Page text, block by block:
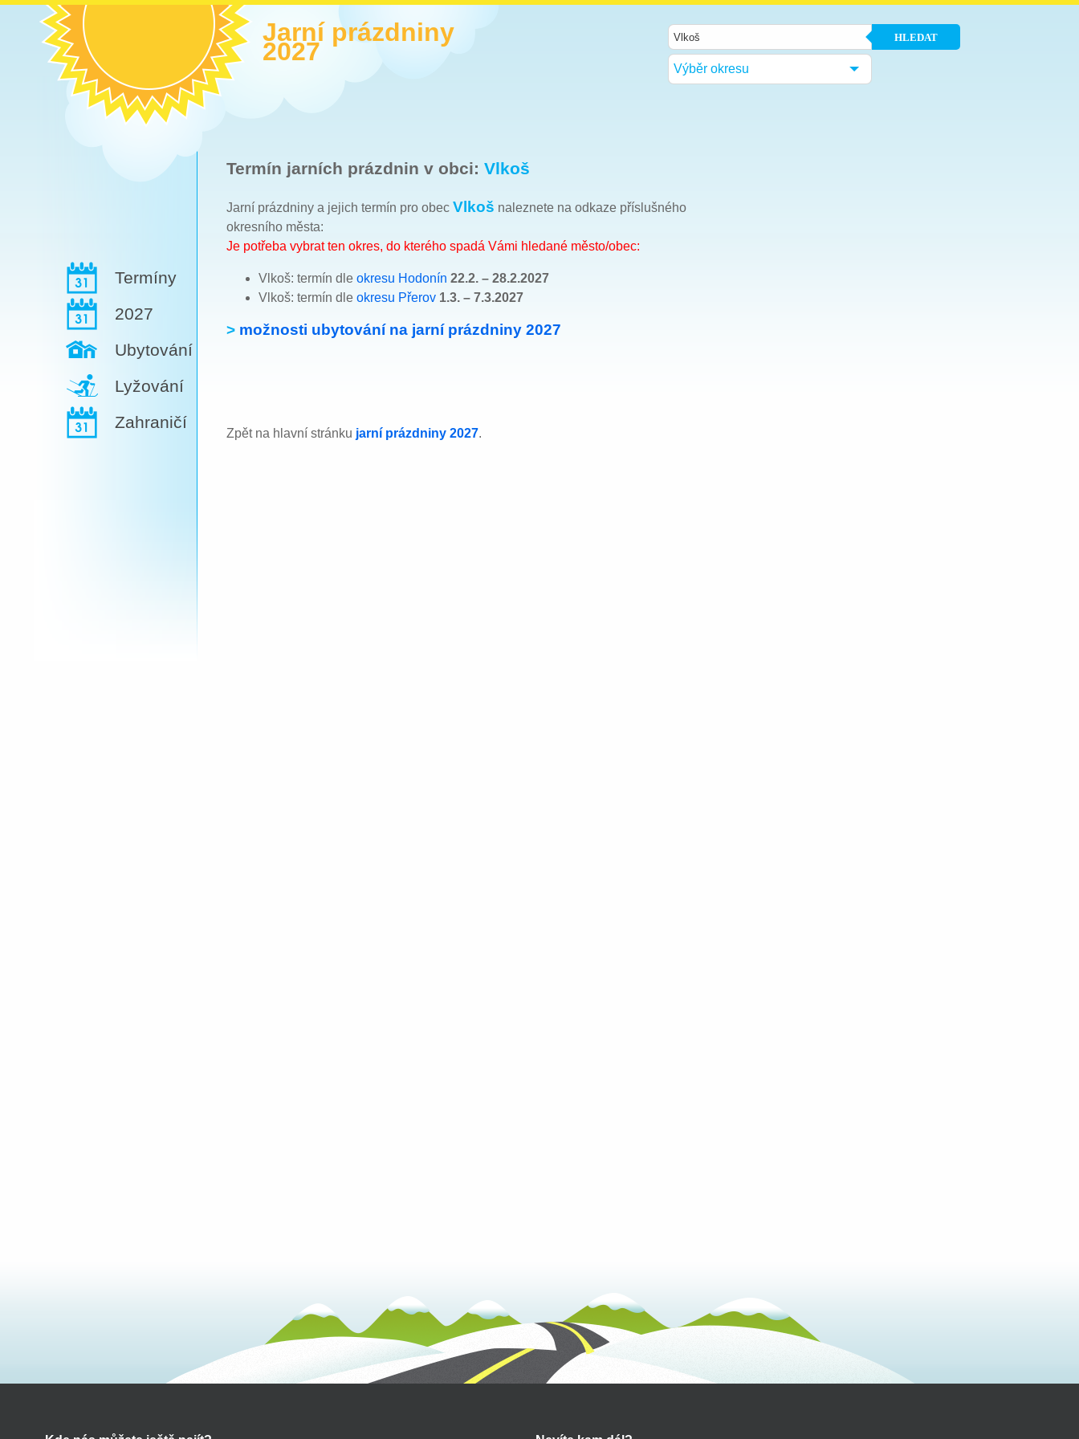
Jarní prázdniny
2027 HLEDAT
Výběr okresu
Termíny
2027
Ubytování
Lyžování
Zahraničí
Termín jarních prázdnin v obci: Vlkoš
Jarní prázdniny a jejich termín pro obec Vlkoš naleznete na odkaze příslušného
okresního města:
Je potřeba vybrat ten okres, do kterého spadá Vámi hledané město/obec:
Vlkoš: termín dle okresu Hodonín 22.2. – 28.2.2027
Vlkoš: termín dle okresu Přerov 1.3. – 7.3.2027
> možnosti ubytování na jarní prázdniny 2027
Zpět na hlavní stránku jarní prázdniny 2027.